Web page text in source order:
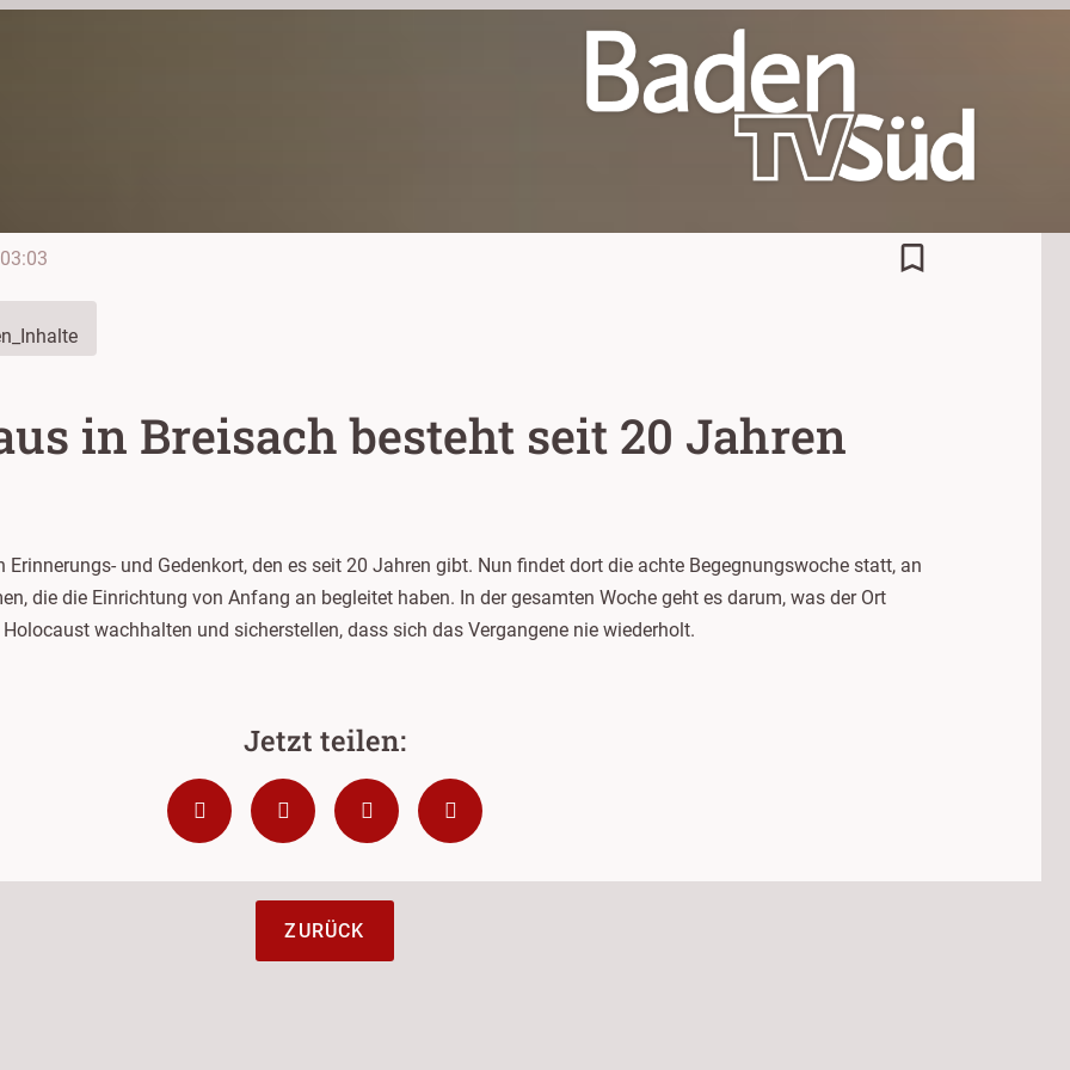
03:03
bookmark_border
in Breisach besteht seit 20 Jahren
Erinnerungs- und Gedenkort, den es seit 20 Jahren gibt. Nun findet dort die achte Begegnungswoche statt, an
die die Einrichtung von Anfang an begleitet haben. In der gesamten Woche geht es darum, was der Ort
wachhalten und sicherstellen, dass sich das Vergangene nie wiederholt.
ZURÜCK